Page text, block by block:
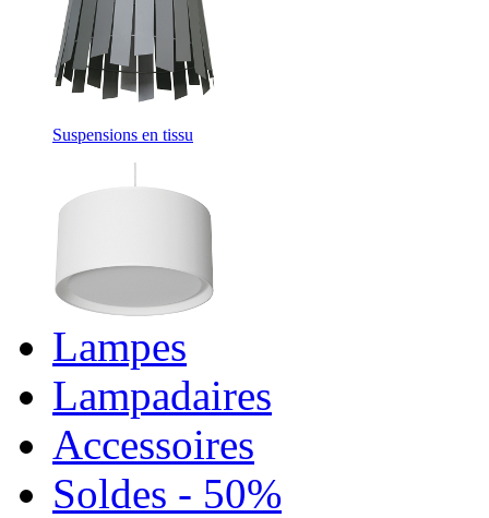
Suspensions en tissu
Lampes
Lampadaires
Accessoires
Soldes - 50%